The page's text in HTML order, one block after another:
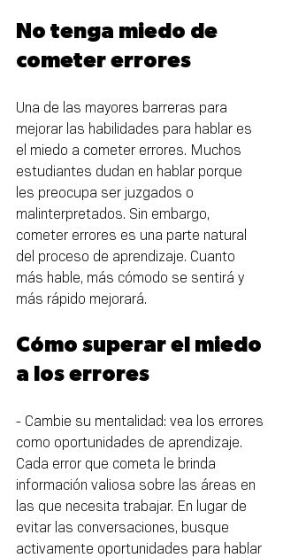
No tenga miedo de
cometer errores
Una de las mayores barreras para
mejorar las habilidades para hablar es
el miedo a cometer errores. Muchos
estudiantes dudan en hablar porque
les preocupa ser juzgados o
malinterpretados. Sin embargo,
cometer errores es una parte natural
del proceso de aprendizaje. Cuanto
más hable, más cómodo se sentirá y
más rápido mejorará.
Cómo superar el miedo
a los errores
- Cambie su mentalidad: vea los errores
como oportunidades de aprendizaje.
Cada error que cometa le brinda
información valiosa sobre las áreas en
las que necesita trabajar. En lugar de
evitar las conversaciones, busque
activamente oportunidades para hablar